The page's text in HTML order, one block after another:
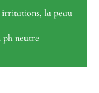
irritations, la peau
ph neutre